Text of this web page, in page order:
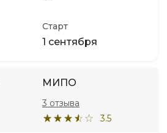
Старт
1 сентября
МИПО
3.5
3 отзыва